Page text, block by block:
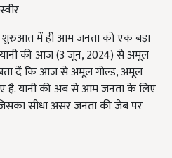
शुरुआत में ही आम जनता को एक बड़ा
की आज (3 जून, 2024) से अमूल
बता दें कि आज से अमूल गोल्ड, अमूल
है. यानी की अब से आम जनता के लिए
सीधा असर जनता की जेब पर